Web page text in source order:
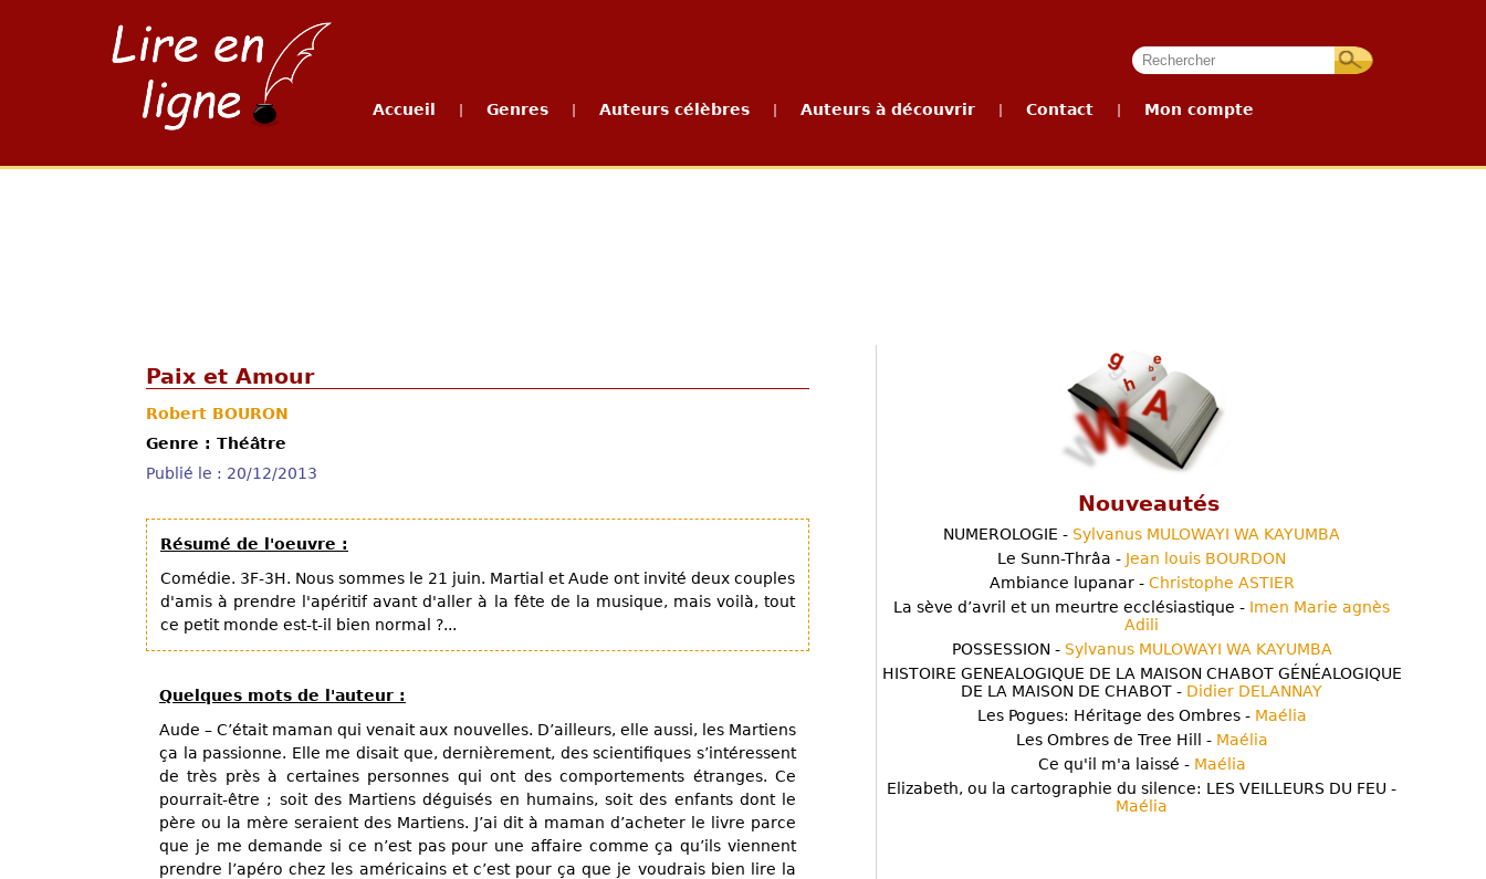
Accueil Genres Auteurs célèbres Auteurs à découvrir Contact Mon compte
Paix et Amour
Robert BOURON
Genre : Théâtre
Publié le : 20/12/2013
Résumé de l'oeuvre :
Comédie. 3F-3H. Nous sommes le 21 juin. Martial et Aude ont invité deux couples
d'amis à prendre l'apéritif avant d'aller à la fête de la musique, mais voilà, tout
ce petit monde est-t-il bien normal ?...
Quelques mots de l'auteur :
Aude – C’était maman qui venait aux nouvelles. D’ailleurs, elle aussi, les Martiens
ça la passionne. Elle me disait que, dernièrement, des scientifiques s’intéressent
de très près à certaines personnes qui ont des comportements étranges. Ce
pourrait-être ; soit des Martiens déguisés en humains, soit des enfants dont le
père ou la mère seraient des Martiens. J’ai dit à maman d’acheter le livre parce
que je me demande si ce n’est pas pour une affaire comme ça qu’ils viennent
prendre l’apéro chez les américains et c’est pour ça que je voudrais bien lire la
Nouveautés
NUMEROLOGIE - Sylvanus MULOWAYI WA KAYUMBA
Le Sunn-Thrâa - Jean louis BOURDON
Ambiance lupanar - Christophe ASTIER
La sève d’avril et un meurtre ecclésiastique - Imen Marie agnès
Adili
POSSESSION - Sylvanus MULOWAYI WA KAYUMBA
HISTOIRE GENEALOGIQUE DE LA MAISON CHABOT GÉNÉALOGIQUE
DE LA MAISON DE CHABOT - Didier DELANNAY
Les Pogues: Héritage des Ombres - Maélia
Les Ombres de Tree Hill - Maélia
Ce qu'il m'a laissé - Maélia
Elizabeth, ou la cartographie du silence: LES VEILLEURS DU FEU -
Maélia